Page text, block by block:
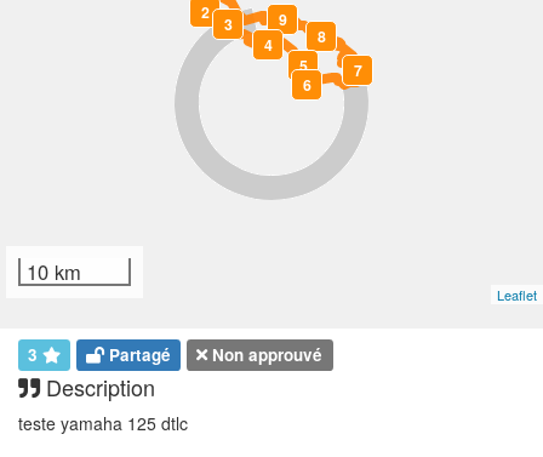
2
3
4
5
6
7
8
9
10 km
Leaflet
3 Partagé Non approuvé
Description
teste yamaha 125 dtlc